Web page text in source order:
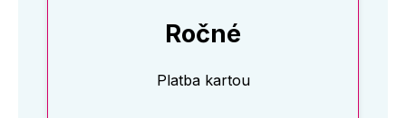
Ročné
Platba kartou